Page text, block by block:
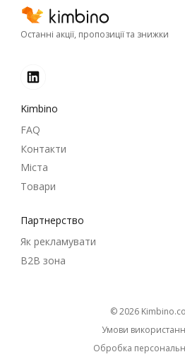
Останні акції, пропозиції та знижки
Kimbino
FAQ
Контакти
Міста
Товари
Партнерство
Як рекламувати
B2B зона
© 2026
Умови
Обробка